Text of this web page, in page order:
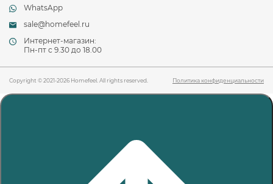
WhatsApp
sale@homefeel.ru
Интернет-магазин:
Пн-пт c 9.30 до 18.00
Copyright © 2021-2026 Homefeel. All rights reserved. Политика конфиденциальности